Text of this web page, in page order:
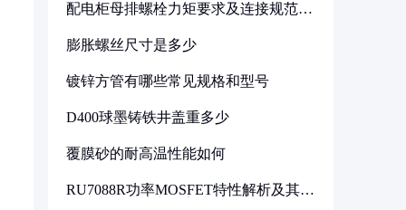
配电柜母排螺栓力矩要求及连接规范详
膨胀螺丝尺寸是多少
镀锌方管有哪些常见规格和型号
D400球墨铸铁井盖重多少
覆膜砂的耐高温性能如何
RU7088R功率MOSFET特性解析及其在